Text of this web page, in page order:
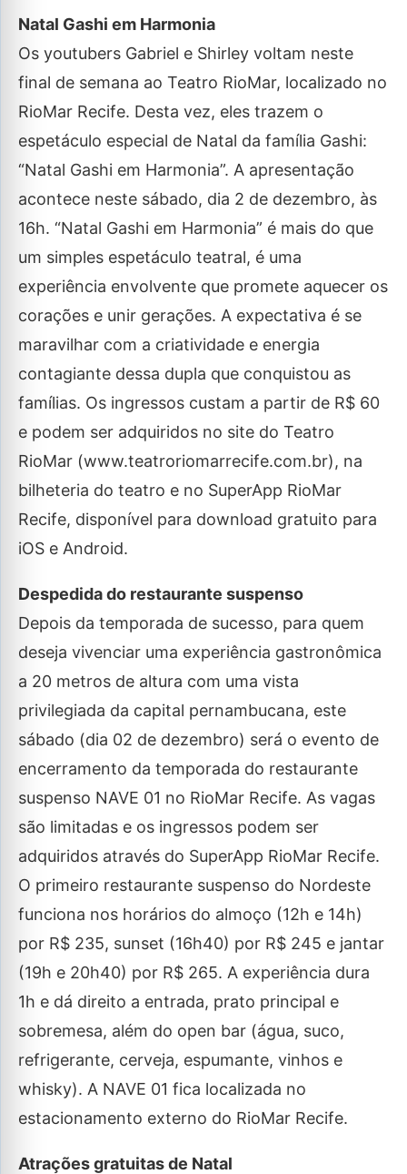
Natal Gashi em Harmonia
Os youtubers Gabriel e Shirley voltam neste
final de semana ao Teatro RioMar, localizado no
RioMar Recife. Desta vez, eles trazem o
espetáculo especial de Natal da família Gashi:
“Natal Gashi em Harmonia”. A apresentação
acontece neste sábado, dia 2 de dezembro, às
16h. “Natal Gashi em Harmonia” é mais do que
um simples espetáculo teatral, é uma
experiência envolvente que promete aquecer os
corações e unir gerações. A expectativa é se
maravilhar com a criatividade e energia
contagiante dessa dupla que conquistou as
famílias. Os ingressos custam a partir de R$ 60
e podem ser adquiridos no site do Teatro
RioMar (www.teatroriomarrecife.com.br), na
bilheteria do teatro e no SuperApp RioMar
Recife, disponível para download gratuito para
iOS e Android.
Despedida do restaurante suspenso
Depois da temporada de sucesso, para quem
deseja vivenciar uma experiência gastronômica
a 20 metros de altura com uma vista
privilegiada da capital pernambucana, este
sábado (dia 02 de dezembro) será o evento de
encerramento da temporada do restaurante
suspenso NAVE 01 no RioMar Recife. As vagas
são limitadas e os ingressos podem ser
adquiridos através do SuperApp RioMar Recife.
O primeiro restaurante suspenso do Nordeste
funciona nos horários do almoço (12h e 14h)
por R$ 235, sunset (16h40) por R$ 245 e jantar
(19h e 20h40) por R$ 265. A experiência dura
1h e dá direito a entrada, prato principal e
sobremesa, além do open bar (água, suco,
refrigerante, cerveja, espumante, vinhos e
whisky). A NAVE 01 fica localizada no
estacionamento externo do RioMar Recife.
Atrações gratuitas de Natal